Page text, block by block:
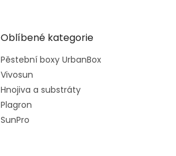
Oblíbené kategorie
Pěstební boxy UrbanBox
Vivosun
Hnojiva a substráty
Plagron
SunPro